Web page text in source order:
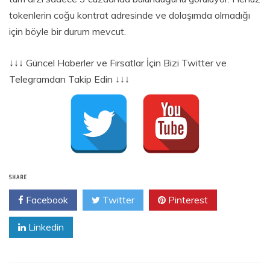
tokenlerin coğu kontrat adresinde ve dolaşımda olmadığı
için böyle bir durum mevcut.
↓↓↓ Güncel Haberler ve Fırsatlar İçin Bizi Twitter ve
Telegramdan Takip Edin ↓↓↓
SHARE
Facebook Twitter Pinterest
Linkedin